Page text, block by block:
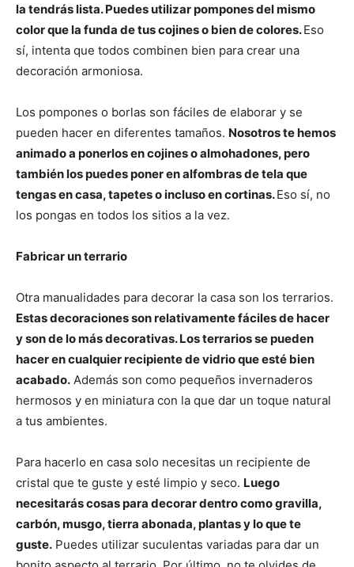
la tendrás lista. Puedes utilizar pompones del mismo
color que la funda de tus cojines o bien de colores.Eso
sí, intenta que todos combinen bien para crear una
decoración armoniosa.
Los pompones o borlas son fáciles de elaborar y se
pueden hacer en diferentes tamaños. Nosotros te hemos
animado a ponerlos en cojines o almohadones, pero
también los puedes poner en alfombras de tela que
tengas en casa, tapetes o incluso en cortinas.Eso sí, no
los pongas en todos los sitios a la vez.
Fabricar un terrario
Otra manualidades para decorar la casa son los terrarios.
Estas decoraciones son relativamente fáciles de hacer
y son de lo más decorativas. Los terrarios se pueden
hacer en cualquier recipiente de vidrio que esté bien
acabado. Además son como pequeños invernaderos
hermosos y en miniatura con la que dar un toque natural
a tus ambientes.
Para hacerlo en casa solo necesitas un recipiente de
cristal que te guste y esté limpio y seco. Luego
necesitarás cosas para decorar dentro como gravilla,
carbón, musgo, tierra abonada, plantas y lo que te
guste. Puedes utilizar suculentas variadas para dar un